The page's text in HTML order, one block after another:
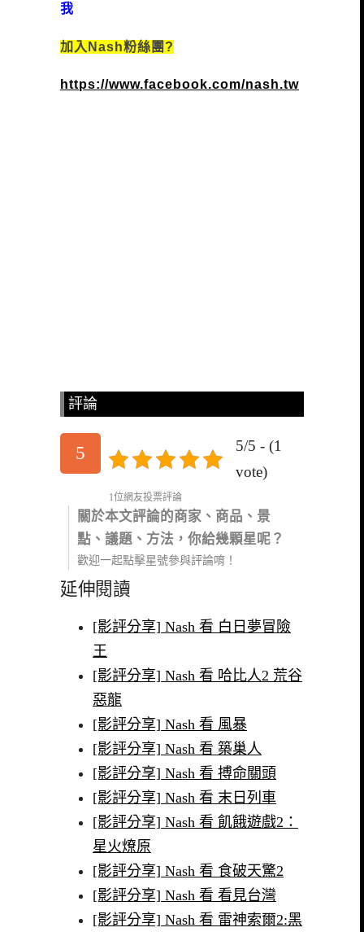
我
加入Nash粉絲團?
https://www.facebook.com/nash.tw
評論
5
5/5 - (1
vote)
1位網友投票評論
關於本文評論的商家、商品、景
點、議題、方法，你給幾顆星呢？
歡迎一起點擊星號參與評論唷！
延伸閱讀
[影評分享] Nash 看 白日夢冒險
王
[影評分享] Nash 看 哈比人2 荒谷
惡龍
[影評分享] Nash 看 風暴
[影評分享] Nash 看 築巢人
[影評分享] Nash 看 搏命關頭
[影評分享] Nash 看 末日列車
[影評分享] Nash 看 飢餓遊戲2：
星火燎原
[影評分享] Nash 看 食破天驚2
[影評分享] Nash 看 看見台灣
[影評分享] Nash 看 雷神索爾2:黑